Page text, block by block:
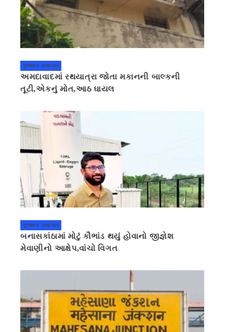
ગુજરાત સમાચાર
અમદાવાદમાં રથયાત્રા જોતા મકાનની બાલ્કની
તૂટી,એકનું મોત,આઠ ઘાયલ
ગુજરાત સમાચાર
બનાસકાંઠામાં મોટું કૌભાંડ થયું હોવાનો જીજ્ઞેશ
મેવાણીનો આક્ષેપ,વાંચો વિગત